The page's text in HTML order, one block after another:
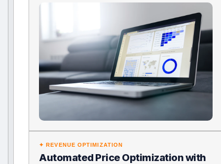
✦ REVENUE OPTIMIZATION
Automated Price Optimization with